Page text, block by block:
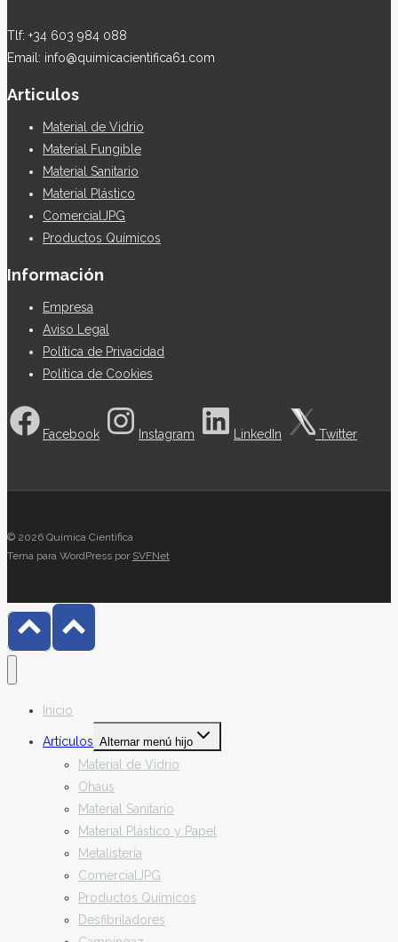
Tlf: +34 603 984 088
Email: info@quimicacientifica61.com
Articulos
Material de Vidrio
Material Fungible
Material Sanitario
Material Plástico
ComercialJPG
Productos Químicos
Información
Empresa
Aviso Legal
Política de Privacidad
Política de Cookies
Facebook Instagram LinkedIn Twitter
© 2026 Química Científica
Tema para WordPress por SVFNet
Inicio
Artículos Alternar menú hijo
Material de Vidrio
Ohaus
Material Sanitario
Material Plástico y Papel
Metalistería
ComercialJPG
Productos Químicos
Desfibriladores